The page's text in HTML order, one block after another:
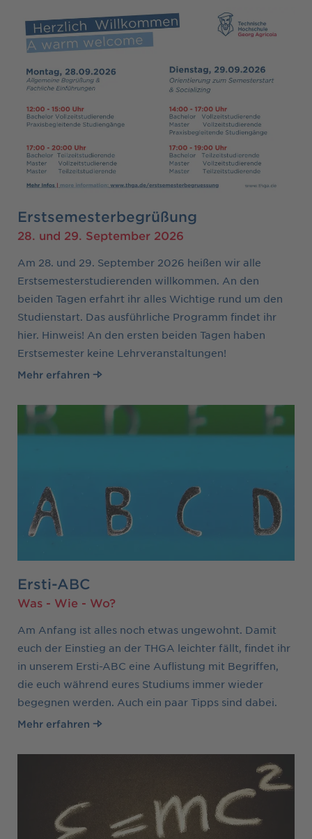
Erstsemesterbegrüßung
28. und 29. September 2026
Am 28. und 29. September 2026 heißen wir alle
Erstsemesterstudierenden willkommen. An den
beiden Tagen erfahrt ihr alles Wichtige rund um den
Studienstart. Das ausführliche Programm findet ihr
hier. Hinweis! An den ersten beiden Tagen haben
Erstsemester keine Lehrveranstaltungen!
Mehr erfahren
Ersti-ABC
Was - Wie - Wo?
Am Anfang ist alles noch etwas ungewohnt. Damit
euch der Einstieg an der THGA leichter fällt, findet ihr
in unserem Ersti-ABC eine Auflistung mit Begriffen,
die euch während eures Studiums immer wieder
begegnen werden. Auch ein paar Tipps sind dabei.
Mehr erfahren